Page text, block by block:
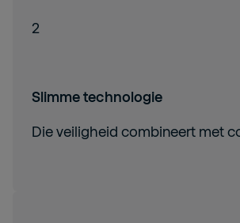
2
Slimme technologie
Die veiligheid combineert met